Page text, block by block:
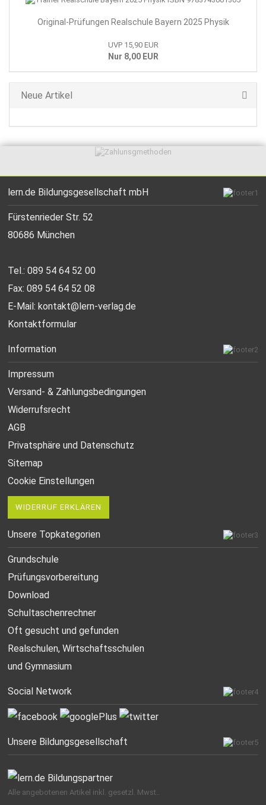
Original-Prüfungen Realschule Bayern 2025 Physik
UVP 15,90 EUR
Nur 8,00 EUR
Neue Artikel
lern.de Bildungsgesellschaft mbH
Fürstenrieder Str. 52
80686 München
Tel.: 089 54 64 52 00
Fax: 089 54 64 52 08
E-Mail:kontakt@lern-verlag.de
Kontaktformular
Information
Impressum
Versand- & Zahlungsbedingungen
Widerrufsrecht
AGB
Privatsphäre und Datenschutz
Sitemap
Cookie Einstellungen
WIDERRUF ERKLÄREN
Unsere Topkategorien
Grundschule
Prüfungsvorbereitung
Download
Schultaschenrechner
Oft gesucht und gefunden
Realschulen,Wirtschaftsschulen
und Gymnasium
Social Network
Unsere Bildungsgesellschaft
Alle angebotenen Artikel inkl. gesetzl. Mwst..